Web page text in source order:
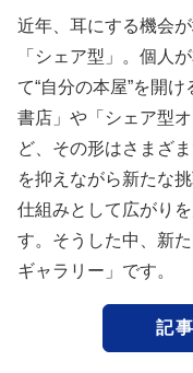
近年、⽿にする機会
「シェア型」。個⼈
て“⾃分の本屋”を開
書店」や「シェア型
ど、その形はさまざ
を抑えながら新たな
仕組みとして広がり
す。そうした中、新
ギャラリー」です。
記